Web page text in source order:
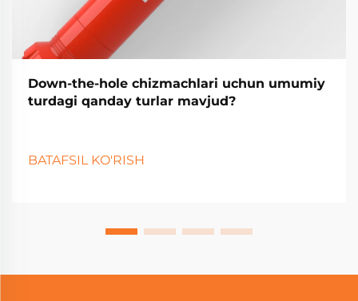
Down-the-hole chizmachlari uchun umumiy
turdagi qanday turlar mavjud?
BATAFSIL KO'RISH